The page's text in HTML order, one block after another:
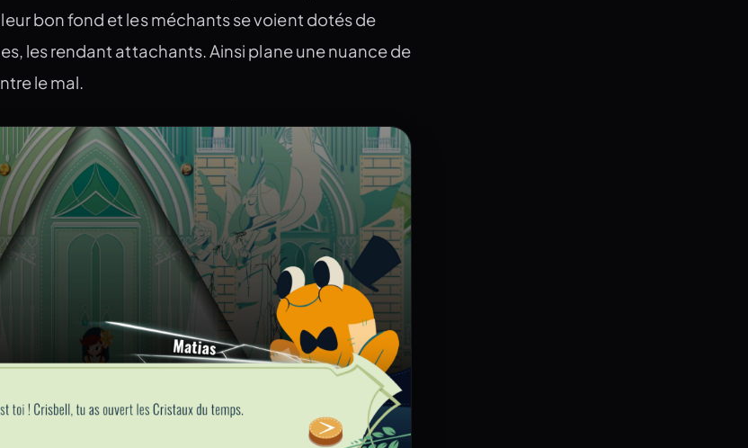
bon fond et les méchants se voient dotés de
les rendant attachants. Ainsi plane une nuance de
le mal.